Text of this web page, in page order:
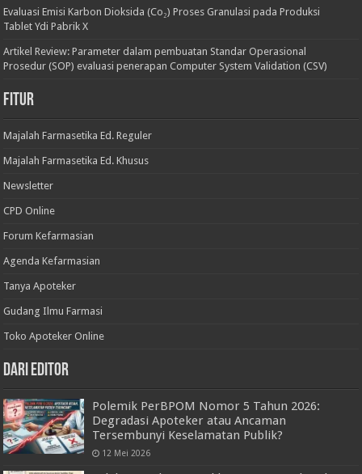
Evaluasi Emisi Karbon Dioksida (Co₂) Proses Granulasi pada Produksi
Tablet Ydi Pabrik X
Artikel Review: Parameter dalam pembuatan Standar Operasional
Prosedur (SOP) evaluasi penerapan Computer System Validation (CSV)
Fitur
Majalah Farmasetika Ed. Reguler
Majalah Farmasetika Ed. Khusus
Newsletter
CPD Online
Forum Kefarmasian
Agenda Kefarmasian
Tanya Apoteker
Gudang Ilmu Farmasi
Toko Apoteker Online
Dari Editor
Polemik PerBPOM Nomor 5 Tahun 2026:
Degradasi Apoteker atau Ancaman
Tersembunyi Keselamatan Publik?
12 Mei 2026